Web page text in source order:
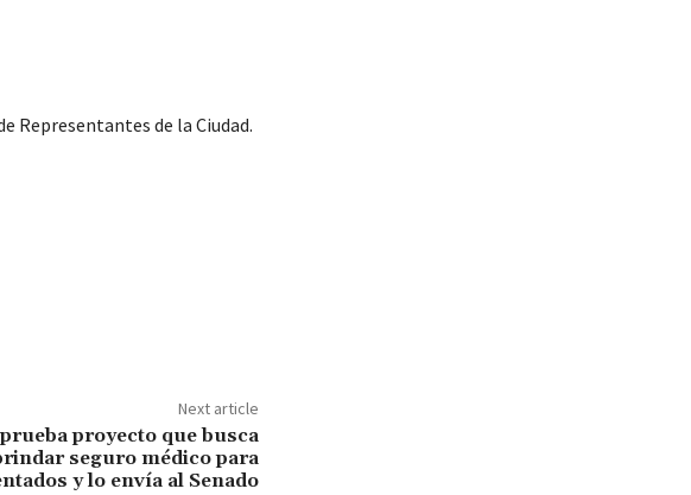
Representantes de la Ciudad.
Next article
proyecto que busca
seguro médico para
y lo envía al Senado